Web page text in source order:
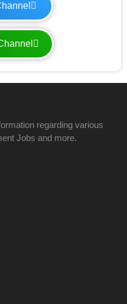
regarding various
Jobs and more.